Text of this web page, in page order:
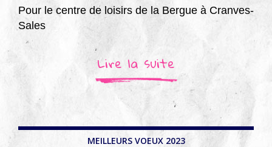
Pour le centre de loisirs de la Bergue à Cranves-
Sales
Lire la suite
MEILLEURS VOEUX 2023